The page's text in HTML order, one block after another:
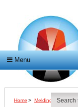
Menu
Home > Meldingen > 112